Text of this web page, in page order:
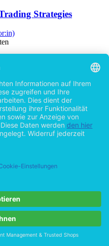
Strategies
Thoms Media GmbH powered